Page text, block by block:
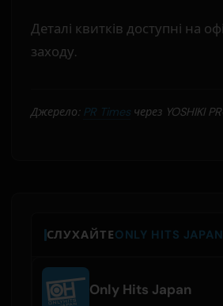
Деталі квитків доступні на
заходу.
Джерело: PR Timesчерез YOSHIKI
СЛУХАЙТЕONLY HITS JAPAN
Only Hits Japan